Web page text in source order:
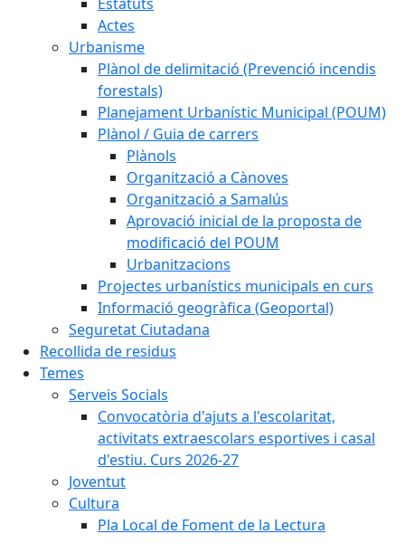
Actes
Urbanisme
Plànol de delimitació (Prevenció incendis
forestals)
Planejament Urbanístic Municipal (POUM)
Plànol / Guia de carrers
Plànols
Organització a Cànoves
Organització a Samalús
Aprovació inicial de la proposta de
modificació del POUM
Urbanitzacions
Projectes urbanístics municipals en curs
Informació geogràfica (Geoportal)
Seguretat Ciutadana
Recollida de residus
Temes
Serveis Socials
Convocatòria d'ajuts a l'escolaritat,
activitats extraescolars esportives i casal
d'estiu. Curs 2026-27
Joventut
Cultura
Pla Local de Foment de la Lectura